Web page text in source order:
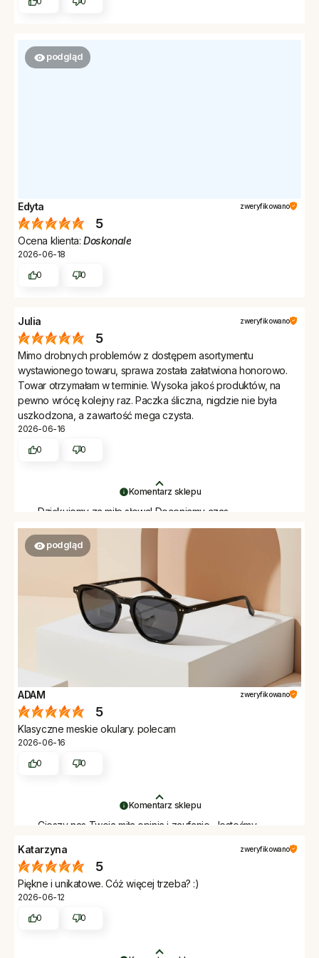
podgląd
Edyta zweryfikowano
5
Ocena klienta: Doskonale
2026-06-18
0
0
Komentarz sklepu
Dziękujemy za miłe słowa! Doceniamy czas
poświęcony na podzielenie się z nami Twoim
doświadczeniem. Jesteśmy szczęśliwi, że mamy takich
klientów. Z pozdrowieniami, Zespół Woodwear.
Julia zweryfikowano
5
Mimo drobnych problemów z dostępem asortymentu
wystawionego towaru, sprawa została załatwiona honorowo.
Towar otrzymałam w terminie. Wysoka jakoś produktów, na
pewno wrócę kolejny raz. Paczka śliczna, nigdzie nie była
uszkodzona, a zawartość mega czysta.
2026-06-16
0
0
Komentarz sklepu
Cieszy nas Twoja miła opinia i zaufanie. Jesteśmy
pozdrowieniami, obsługa sklepu.
podgląd
ADAM zweryfikowano
5
Klasyczne meskie okulary. polecam
2026-06-16
0
0
Katarzyna zweryfikowano
5
Piękne i unikatowe. Cóż więcej trzeba? :)
2026-06-12
0
0